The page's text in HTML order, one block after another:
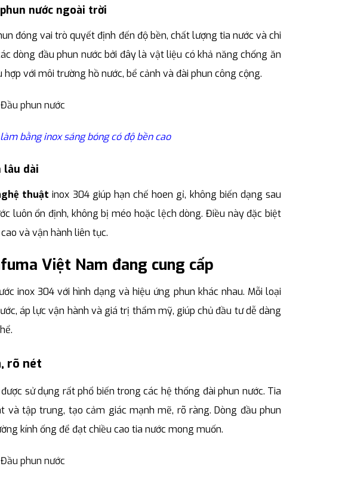
nước ngoài trời
đóng vai trò quyết định đến độ bền, chất lượng tia nước và chi
dòng đầu phun nước bởi đây là vật liệu có khả năng chống ăn
với môi trường hồ nước, bể cảnh và đài phun công cộng.
bằng inox sáng bóng có độ bền cao
lâu dài
thuật inox 304 giúp hạn chế hoen gỉ, không biến dạng sau
luôn ổn định, không bị méo hoặc lệch dòng. Điều này đặc biệt
và vận hành liên tục.
Việt Nam đang cung cấp
inox 304 với hình dạng và hiệu ứng phun khác nhau. Mỗi loại
áp lực vận hành và giá trị thẩm mỹ, giúp chủ đầu tư dễ dàng
rõ nét
sử dụng rất phổ biến trong các hệ thống đài phun nước. Tia
và tập trung, tạo cảm giác mạnh mẽ, rõ ràng. Dòng đầu phun
kính ống để đạt chiều cao tia nước mong muốn.